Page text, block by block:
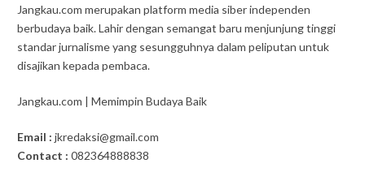
Jangkau.com merupakan platform media siber independen
berbudaya baik. Lahir dengan semangat baru menjunjung tinggi
standar jurnalisme yang sesungguhnya dalam peliputan untuk
disajikan kepada pembaca.
Jangkau.com | Memimpin Budaya Baik
Email : jkredaksi@gmail.com
Contact : 082364888838